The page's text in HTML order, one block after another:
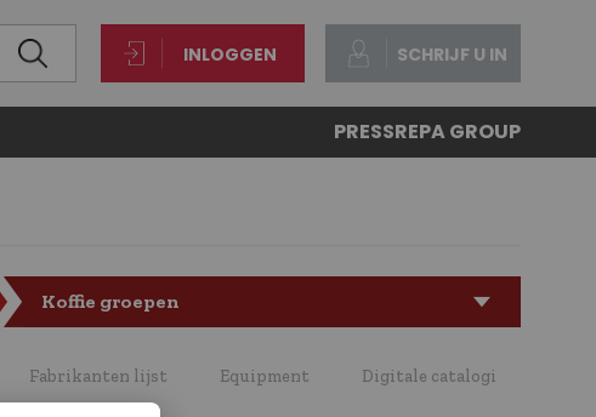
INLOGGEN SCHRIJF U IN
PRESSREPA GROUP
Koffie groepen
Fabrikanten lijst Equipment Digitale catalogi